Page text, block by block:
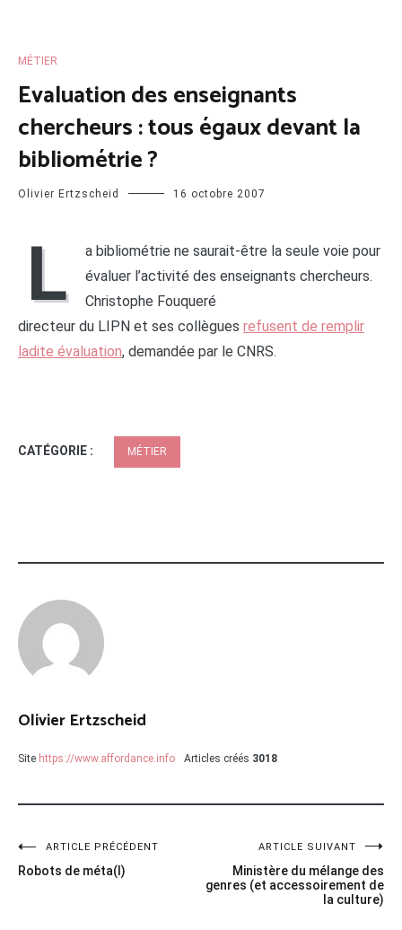
MÉTIER
Evaluation des enseignants
chercheurs : tous égaux devant la
bibliométrie ?
Olivier Ertzscheid 16 octobre 2007
L
a bibliométrie ne saurait-être la seule voie pour
évaluer l’activité des enseignants chercheurs.
Christophe Fouqueré
directeur du LIPN et ses collègues refusent de remplir
ladite évaluation, demandée par le CNRS.
CATÉGORIE : MÉTIER
Olivier Ertzscheid
Site https://www.affordance.info Articles créés 3018
Navigation
de
ARTICLE PRÉCÉDENT
Robots de méta(l)
ARTICLE SUIVANT
Ministère du mélange des
genres (et accessoirement de
la culture)